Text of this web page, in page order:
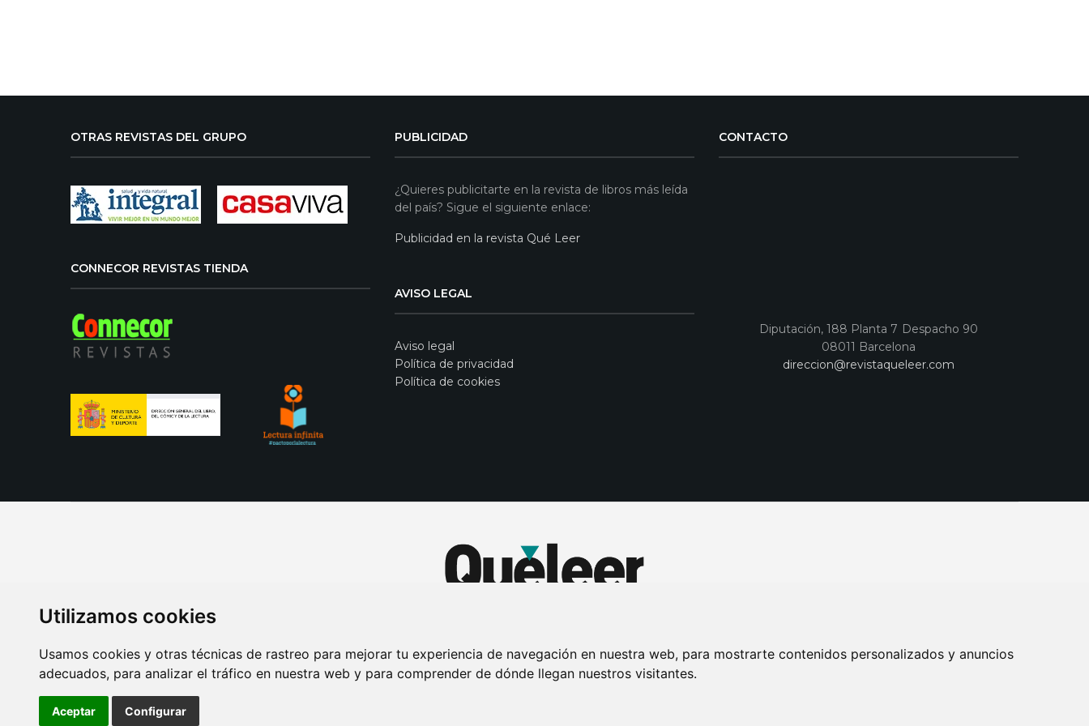
Utilizamos cookies
Usamos cookies y otras técnicas de rastreo para mejorar tu experiencia de navegación en nuestra web, para mostrarte contenidos personalizados y anuncios
adecuados, para analizar el tráfico en nuestra web y para comprender de dónde llegan nuestros visitantes.
Aceptar Configurar
OTRAS REVISTAS DEL GRUPO
CONNECOR REVISTAS TIENDA
PUBLICIDAD
¿Quieres publicitarte en la revista de libros más leída
del país? Sigue el siguiente enlace:
Publicidad en la revista Qué Leer
AVISO LEGAL
Aviso legal
Política de privacidad
Política de cookies
CONTACTO
Diputación, 188 Planta 7 Despacho 90
08011 Barcelona
direccion@revistaqueleer.com
AVISO LEGAL POLITICA DE COOKIES POLITICA DE PRIVACIDAD PUBLICIDAD EN LA REVISTA QUÉ LEER SORTEO-PREESTRENOS